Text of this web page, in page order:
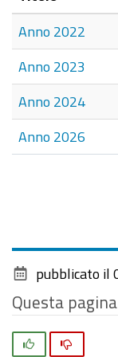
Anno 2022
Anno 2023
Anno 2024
Anno 2026
pubblicato il
Questa